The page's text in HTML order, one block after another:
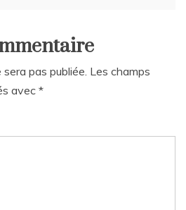
pas publiée. Les champs
avec *